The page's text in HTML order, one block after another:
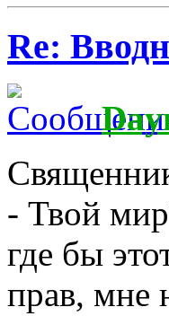
Re:
- Твой
где бы
прав, мне